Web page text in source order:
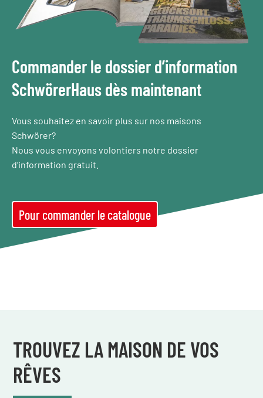
Commander le dossier d’information
SchwörerHaus dès maintenant
Vous souhaitez en savoir plus sur nos maisons
Schwörer?
Nous vous envoyons volontiers notre dossier
d’information gratuit.
Pour commander le catalogue
TROUVEZ LA MAISON DE VOS
RÊVES